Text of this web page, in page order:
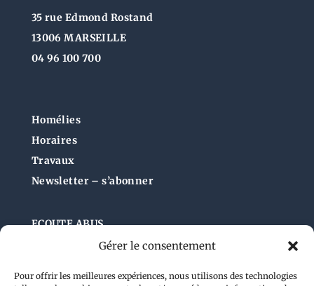
Gérer le consentement
Pour offrir les meilleures expériences, nous utilisons des technologies
35 rue Edmond Rostand
13006 MARSEILLE
04 96 100 700
Homélies
Horaires
Travaux
Newsletter – s’abonner
ECOUTE ABUS